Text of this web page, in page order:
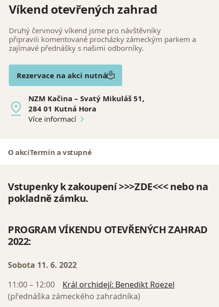
Víkend otevřených zahrad
Druhý červnový víkend jsme pro návštěvníky
připravili komentované procházky zámeckým parkem a
zajímavé přednášky s našimi odborníky.
Rezervace na akci nutná
NZM Kačina – Svatý Mikuláš 51,
284 01 Kutná Hora
Více informací
O akciTermín a vstupné
Vstupenky k zakoupení >>>ZDE<<< nebo na
pokladně zámku.
PROGRAM VÍKENDU OTEVŘENÝCH ZAHRAD
2022:
Sobota 11. 6. 2022
11:00 – 12:00 Král orchidejí: Benedikt Roezel
(přednáška zámeckého zahradníka)